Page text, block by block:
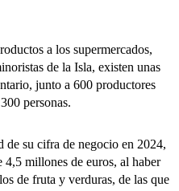
a los supermercados,
de la Isla, existen unas
junto a 600 productores
personas.
su cifra de negocio en 2024,
millones de euros, al haber
de fruta y verduras, de las que